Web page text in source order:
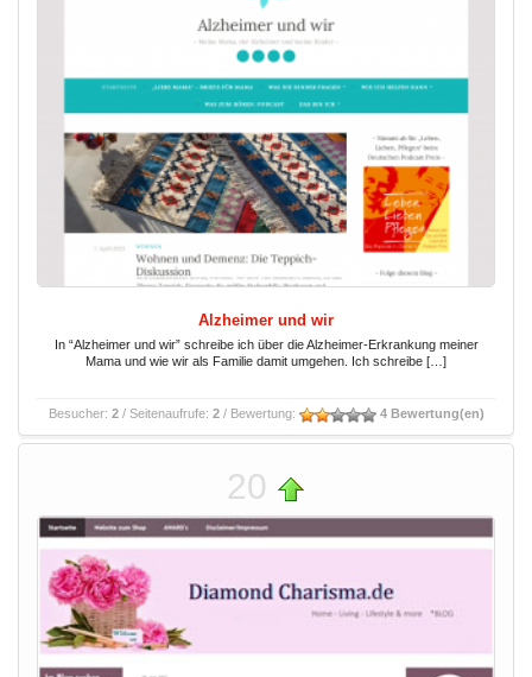
Alzheimer und wir
In “Alzheimer und wir” schreibe ich über die Alzheimer-Erkrankung meiner
Mama und wie wir als Familie damit umgehen. Ich schreibe […]
Besucher: 2/ Seitenaufrufe: 2/ Bewertung: 4 Bewertung(en)
20